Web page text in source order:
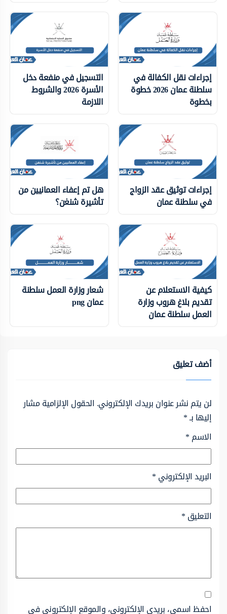
إجراءات نقل الكفالة في
سلطنة عمان 2026 خطوة
بخطوة
التسجيل في منفعة دخل
الأسرة 2026 والشروط
اللازمة
إجراءات توثيق عقد الزواج
في سلطنة عمان
هل تم إعفاء العمانيين من
تأشيرة شنغن؟
كيفية الاستعلام عن
تقديم بلاغ هروب وزارة
العمل سلطنة عمان
شعار وزارة العمل سلطنة
عمان png
أضف تعليق
لن يتم نشر عنوان بريدك الإلكتروني. الحقول الإلزامية مشار
إليها بـ*
الاسم*
البريد الإلكتروني*
التعليق*
احفظ اسمي، بريدي الإلكتروني، والموقع الإلكتروني في